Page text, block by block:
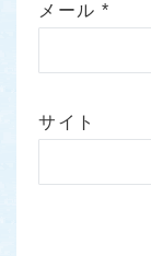
メール*
サイト